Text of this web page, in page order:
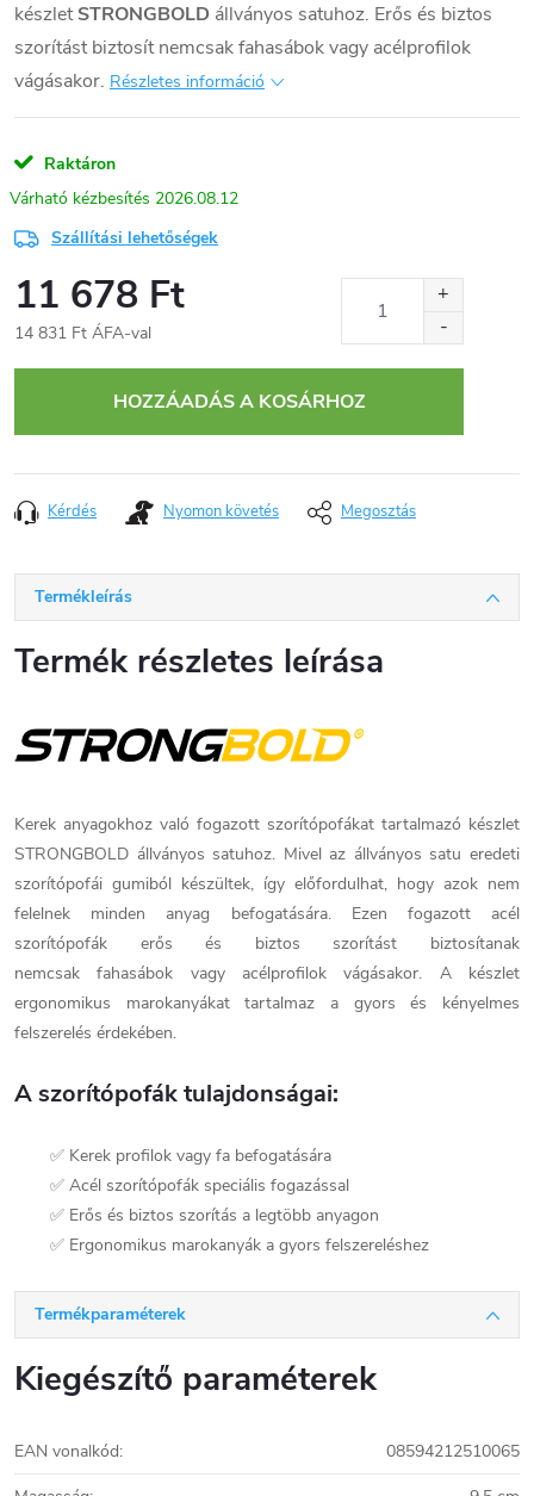
készletSTRONGBOLD állványos satuhoz. Erős és biztos
szorítást biztosít nemcsak fahasábok vagy acélprofilok
vágásakor. Részletes információ
Raktáron
2026.08.12
Szállítási lehetőségek
11 678 Ft
14 831 Ft ÁFA-val
HOZZÁADÁS A KOSÁRHOZ
Kérdés Nyomon követés Megosztás
Termékleírás
Termék részletes leírása
Kerek anyagokhoz való fogazott szorítópofákat tartalmazó készlet
STRONGBOLD állványos satuhoz. Mivel az állványos satu eredeti
szorítópofái gumiból készültek, így előfordulhat, hogy azok nem
felelnek minden anyag befogatására. Ezen fogazott acél
szorítópofák erős és biztos szorítást biztosítanak
nemcsak fahasábok vagy acélprofilok vágásakor. A készlet
ergonomikus marokanyákat tartalmaz a gyors és kényelmes
felszerelés érdekében.
A szorítópofák tulajdonságai:
✅ Kerek profilok vagy fa befogatására
✅ Acél szorítópofák speciális fogazással
✅ Erős és biztos szorítás a legtöbb anyagon
✅ Ergonomikus marokanyák a gyors felszereléshez
Termékparaméterek
Kiegészítő paraméterek
EAN vonalkód:
08594212510065